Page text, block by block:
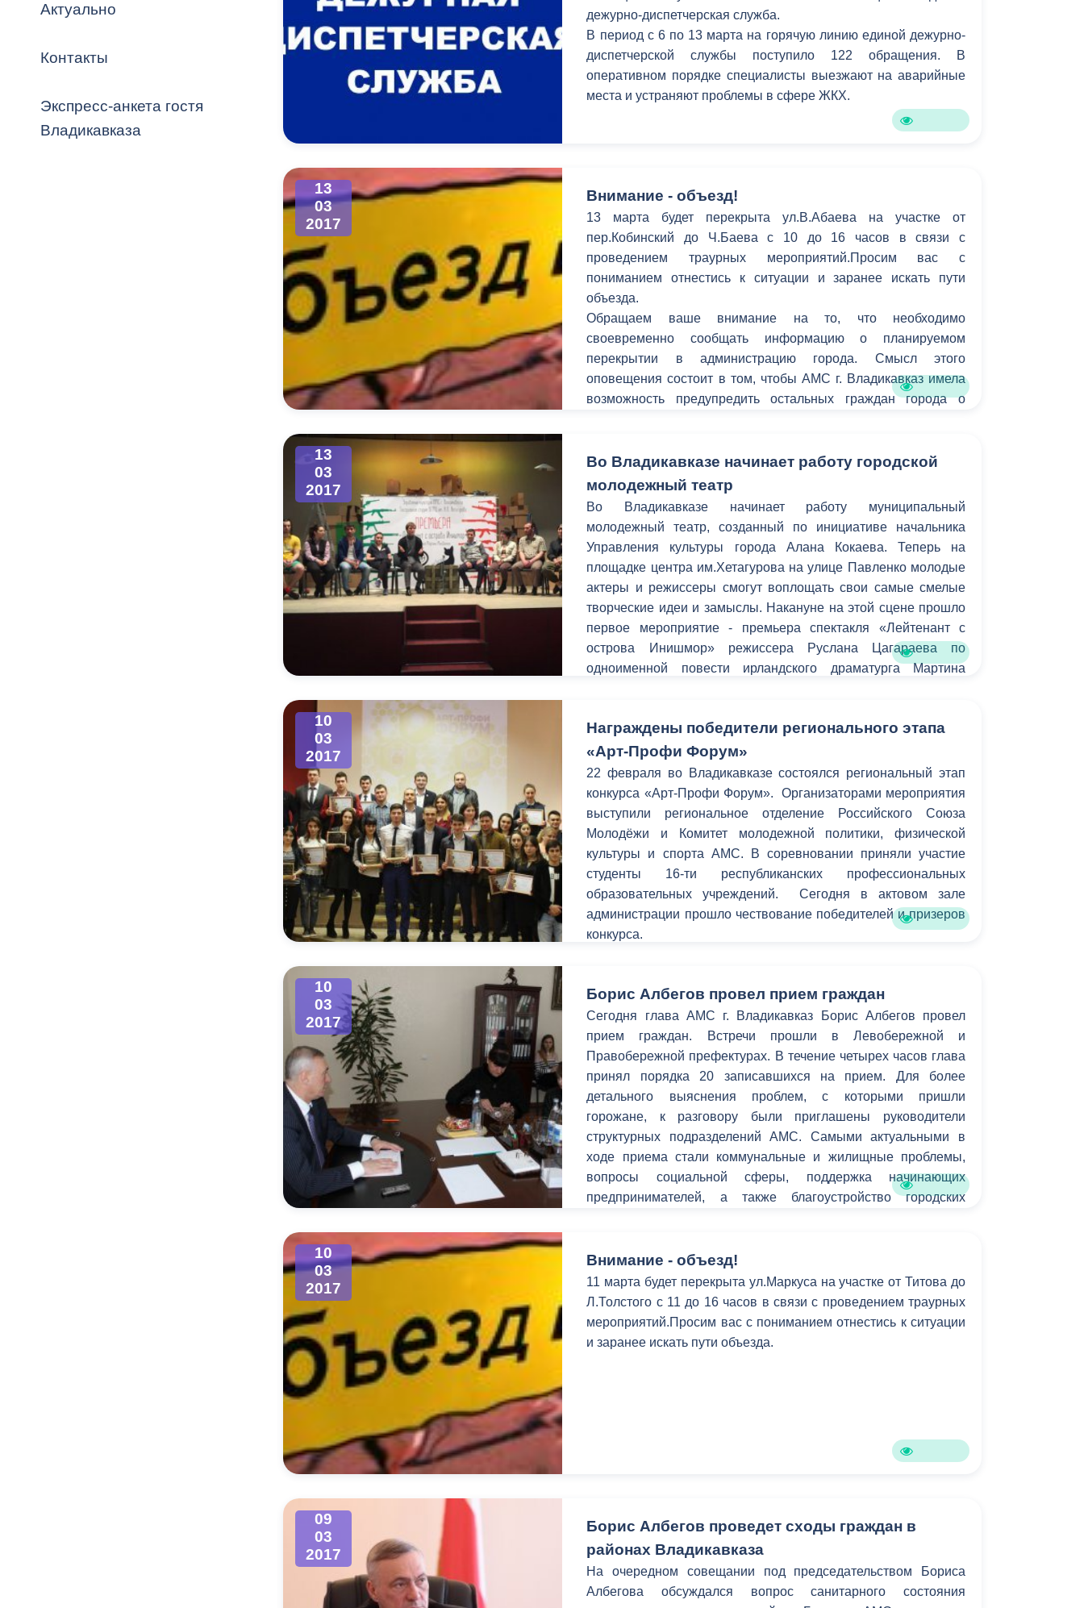
Владикавказ
Кадровая политика Противодействие коррупции
ОРВ и экспертиза НПА Контактная информация Градостроительная деятельность
Оценка деятельности органов
Списки граждан, состоящих на
Формирование комфортной
Открытые данные
Общественное обсуждение
документов стратегического
планирования
Гражданская оборона в
чрезвычайных ситуациях
Незаконное строительство
Информация о результатах
проверок
Порядок обжалования решений и
действий органов местного
самоуправления
Информация финансового
органа
Бесплатная юридическая помощь
Муниципальный контроль Выборы 2026
Актуально
Контакты
Экспресс-анкета гостя
Владикавказа
дежурно-диспетчерская служба.
В период c 6 по 13 марта на горячую линию единой дежурно-
диспетчерской службы поступило 122 обращения. В
оперативном порядке специалисты выезжают на аварийные
места и устраняют проблемы в сфере ЖКХ.
13
03
2017
Внимание - объезд!
13 марта будет перекрыта ул.В.Абаева на участке от
пер.Кобинский до Ч.Баева с 10 до 16 часов в связи с
проведением траурных мероприятий.Просим вас с
пониманием отнестись к ситуации и заранее искать пути
объезда.
Обращаем ваше внимание на то, что необходимо
своевременно сообщать информацию о планируемом
перекрытии в администрацию города. Смысл этого
оповещения состоит в том, чтобы АМС г. Владикавказ имела
возможность предупредить остальных граждан города о
13
03
2017
Во Владикавказе начинает работу городской
молодежный театр
Во Владикавказе начинает работу муниципальный
молодежный театр, созданный по инициативе начальника
Управления культуры города Алана Кокаева. Теперь на
площадке центра им.Хетагурова на улице Павленко молодые
актеры и режиссеры смогут воплощать свои самые смелые
творческие идеи и замыслы. Накануне на этой сцене прошло
первое мероприятие - премьера спектакля «Лейтенант с
острова Инишмор» режиссера Руслана Цагараева по
одноименной повести ирландского драматурга Мартина
10
03
2017
Награждены победители регионального этапа
«Арт-Профи Форум»
22 февраля во Владикавказе состоялся региональный этап
конкурса «Арт-Профи Форум». Организаторами мероприятия
выступили региональное отделение Российского Союза
Молодёжи и Комитет молодежной политики, физической
культуры и спорта АМС. В соревновании приняли участие
студенты 16-ти республиканских профессиональных
образовательных учреждений. Сегодня в актовом зале
администрации прошло чествование победителей и призеров
конкурса.
10
03
2017
Борис Албегов провел прием граждан
Сегодня глава АМС г. Владикавказ Борис Албегов провел
прием граждан. Встречи прошли в Левобережной и
Правобережной префектурах. В течение четырех часов глава
принял порядка 20 записавшихся на прием. Для более
детального выяснения проблем, с которыми пришли
горожане, к разговору были приглашены руководители
структурных подразделений АМС. Самыми актуальными в
ходе приема стали коммунальные и жилищные проблемы,
вопросы социальной сферы, поддержка начинающих
предпринимателей, а также благоустройство городских
10
03
2017
Внимание - объезд!
11 марта будет перекрыта ул.Маркуса на участке от Титова до
Л.Толстого с 11 до 16 часов в связи с проведением траурных
мероприятий.Просим вас с пониманием отнестись к ситуации
и заранее искать пути объезда.
09
03
2017
Борис Албегов проведет сходы граждан в
районах Владикавказа
На очередном совещании под председательством Бориса
Албегова обсуждался вопрос санитарного состояния